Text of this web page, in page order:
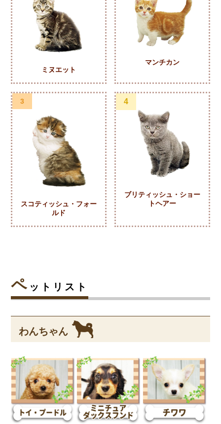
ミヌエット
マンチカン
3
スコティッシュ・フォー
ルド
4
ブリティッシュ・ショー
トヘアー
ペ ットリスト
わんちゃん